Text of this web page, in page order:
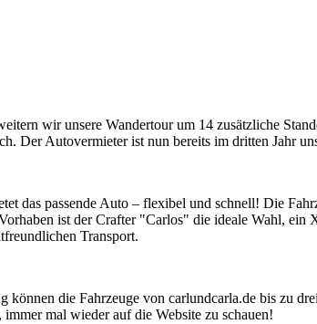
wir unsere Wandertour um 14 zusätzliche
Der Autovermieter ist nun bereits im dritten Jahr
das passende Auto – flexibel und schnell! Die
ist der Crafter "Carlos" die ideale Wahl,
Transport.
können die Fahrzeuge von carlundcarla.de bis zu
mal wieder auf die Website zu schauen!